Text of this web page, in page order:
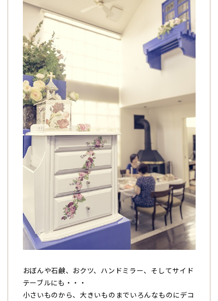
おぼんや石鹸、おクツ、ハンドミラー、そしてサイド
テーブルにも・・・
小さいものから、大きいものまでいろんなものにデコ